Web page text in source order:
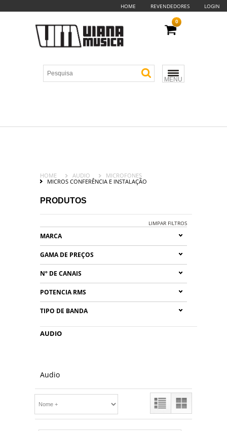
HOME REVENDEDORES LOGIN
MENU
0
HOME AUDIO
MICROFONES
MICROS CONFERÊNCIA E INSTALAÇÃO
PRODUTOS
LIMPAR FILTROS
MARCA
GAMA DE PREÇOS
Nº DE CANAIS
POTENCIA RMS
TIPO DE BANDA
AUDIO
Audio